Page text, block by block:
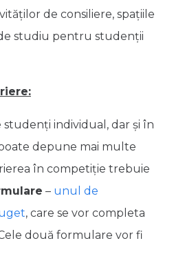
de consiliere, spațiile
studiu pentru studenții
studenți individual, dar și în
depune mai multe
în competiție trebuie
– unul de
, care se vor completa
două formulare vor fi